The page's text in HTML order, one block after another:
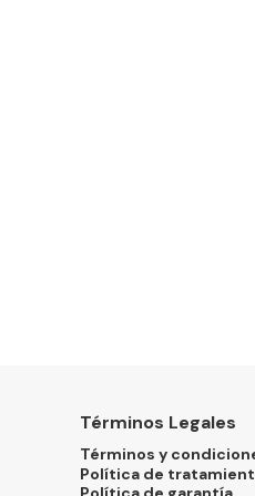
Términos Legales
Términos y
Política de